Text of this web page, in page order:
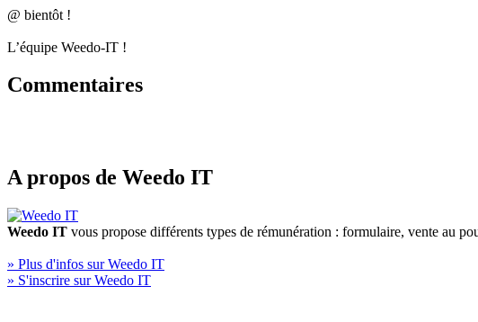
@ bientôt !
L’équipe Weedo-IT !
Commentaires
A propos de Weedo IT
Weedo IT vous propose différents types de rémunération : formulaire, vente au
» Plus d'infos sur Weedo IT
» S'inscrire sur Weedo IT